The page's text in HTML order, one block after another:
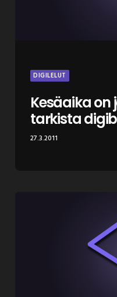
DIGILELUT
Kesäaika on
tarkista
27.3.2011